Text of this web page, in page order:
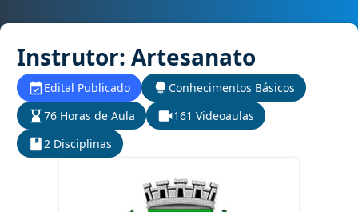
Instrutor: Artesanato
Edital Publicado
Conhecimentos Básicos
76 Horas de Aula
161 Videoaulas
2 Disciplinas